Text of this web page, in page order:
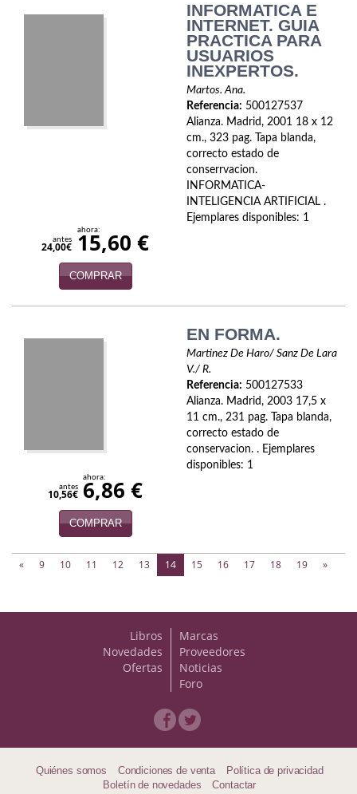
INFORMATICA E
INTERNET. GUIA
PRACTICA PARA
USUARIOS
INEXPERTOS.
Martos. Ana.
Referencia: 500127537
Alianza. Madrid, 2001 18 x 12
cm., 323 pag. Tapa blanda,
correcto estado de
conserrvacion.
INFORMATICA-
INTELIGENCIA ARTIFICIAL .
Ejemplares disponibles: 1
antes
24,00€
ahora:
15,60 €
COMPRAR
EN FORMA.
Martinez De Haro/ Sanz De Lara
V./ R.
Referencia: 500127533
Alianza. Madrid, 2003 17,5 x
11 cm., 231 pag. Tapa blanda,
correcto estado de
conservacion. . Ejemplares
disponibles: 1
antes
10,56€
ahora:
6,86 €
COMPRAR
« 9 10 11 12 13 14(current)
15 16 17 18 19 »
Libros
Novedades
Ofertas
Marcas
Proveedores
Noticias
Foro
Quiénes somos Condiciones de venta
Política de privacidad
Boletín de novedades
Contactar